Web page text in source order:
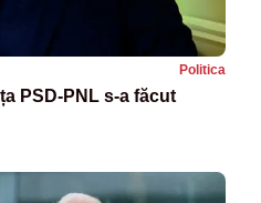
Politica
PSD-PNL s-a făcut